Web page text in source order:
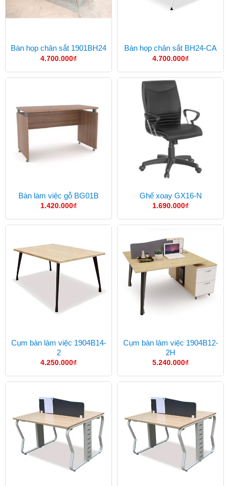
Bàn họp chân sắt 1901BH24
4.700.000₫
Bàn họp chân sắt BH24-CA
4.700.000₫
Bàn làm việc gỗ BG01B
1.420.000₫
Ghế xoay GX16-N
1.690.000₫
Cụm bàn làm việc 1904B14-
2
4.250.000₫
Cụm bàn làm việc 1904B12-
2H
5.240.000₫